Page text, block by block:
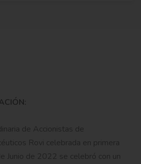
de Accionistas de
Rovi celebrada en primera
Junio de 2022 se celebró con un